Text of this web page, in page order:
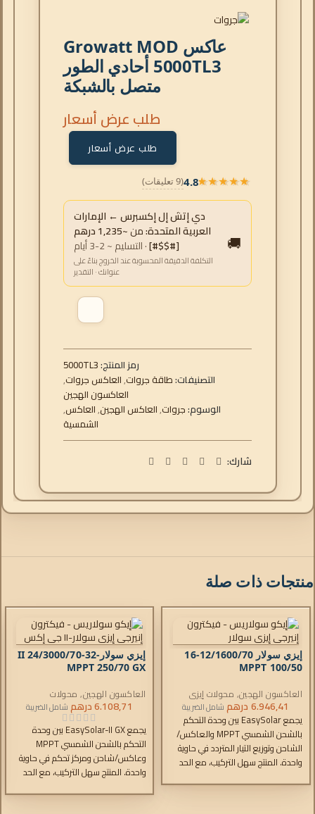
عاكس Growatt MOD
5000TL3 أحادي الطور
متصل بالشبكة
طلب عرض أسعار
طلب عرض أسعار
★★★★★
★★★★★
4.8(9 تعليقات)
🚚
دي إتش إل إكسبرس ← الإمارات
العربية المتحدة:من
~1,235 درهم
[#$$#]· التسليم ~ 2-3 أيام
التكلفة الدقيقة المحسوبة عند الخروج بناءً على
عنوانك · التقدير
رمز المنتج:5000TL3
التصنيفات:طاقة جروات,العاكس جروات,
العاكسون الهجين
الوسوم:جروات,العاكس الهجين,العاكس,
الشمسية
شارك:
منتجات ذات صلة
إيزي سولار 12/1600/70-16
MPPT 100/50
العاكسون الهجين, محولات إيزي
سولار,شواحن التيار المتردد,وحدات
التحكم
6.946,41درهم شامل الضريبة
يجمع EasySolar بين وحدة التحكم
بالشحن الشمسي MPPT والعاكس/
الشاحن وتوزيع التيار المتردد في حاوية
واحدة. المنتج سهل التركيب، مع الحد
إيزي سولار-II 24/3000/70-32
MPPT 250/70 GX
العاكسون الهجين, محولات
EasySolar-II
, شواحن التيار المتردد
وحدات التحكم
6.108,71درهمشامل الضريبة
يجمع EasySolar-II GX بين وحدة
التحكم بالشحن الشمسي MPPT
وعاكس/شاحن ومركز تحكم في حاوية
واحدة. المنتج سهل التركيب، مع الحد